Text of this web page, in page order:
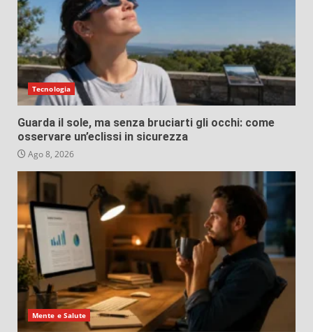
Tecnologia
Guarda il sole, ma senza bruciarti gli occhi: come
osservare un’eclissi in sicurezza
Ago 8, 2026
Mente e Salute